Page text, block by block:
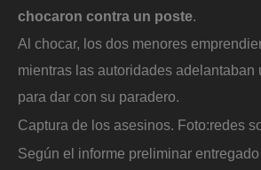
chocaron contra un poste
Al chocar, los dos menores
mientras las autoridades adelantaban
para dar con su paradero.
Captura de los asesinos. Foto:redes
Según el informe preliminar